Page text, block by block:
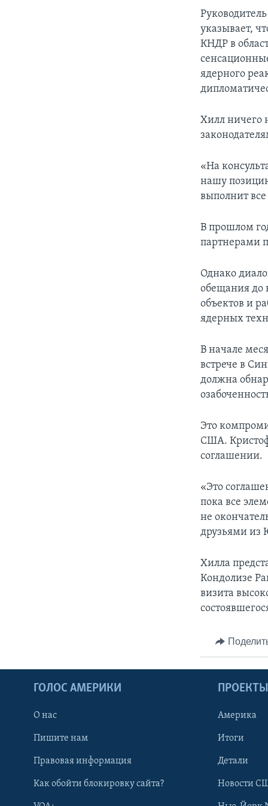
указывает,
КНДР в
ядерного
Хилл ничего
«На
нашу
выполнит все
В прошлом
партнерами
Однако
обещания до
объектов и
ядерных
В начале
встрече в
должна
Это
США.
соглашении.
«Это
пока все
не
друзьями из
Хилла
Кондолизе
визита
ГОЛОС АМЕРИКИ
О нас
Пишите нам
Правовая информация
Как обойти блокировку сайта?
ПРОЕКТЫ
Америка
Итоги
Детали
Новости